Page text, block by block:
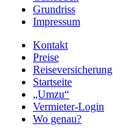
Grundriss
Impressum
Kontakt
Preise
Reiseversicherung
Startseite
„Umzu“
Vermieter-Login
Wo genau?